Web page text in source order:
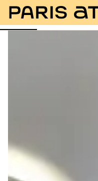
Fotos Beschreibung